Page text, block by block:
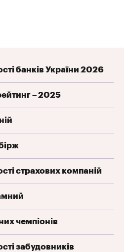
банків України 2026
– 2025
страхових компаній
чемпіонів
забудовників